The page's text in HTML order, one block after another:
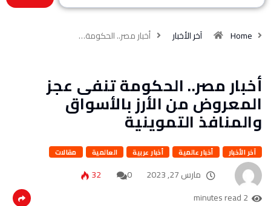
Home آخر الأخبار أخبار مصر.. الحكومة…
أخبار مصر.. الحكومة تنفى عجز
المعروض من الأرز بالأسواق
والمنافذ التموينية
آخر الأخبار أخبار عالمية أخبار عربية العالمية مقالات
مارس 27, 2023 0
32
2 minutes read